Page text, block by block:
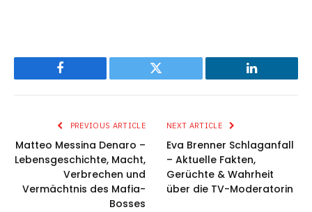
Facebook Twitter LinkedIn
PREVIOUS ARTICLE
Matteo Messina Denaro –
Lebensgeschichte, Macht,
Verbrechen und
Vermächtnis des Mafia-
Bosses
NEXT ARTICLE
Eva Brenner Schlaganfall
– Aktuelle Fakten,
Gerüchte & Wahrheit
über die TV-Moderatorin